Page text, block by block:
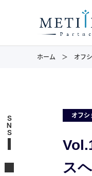
ホーム オフ
オフシ
ス
S
N
S